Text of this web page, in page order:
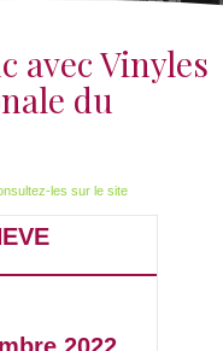
avec Vinyles
du